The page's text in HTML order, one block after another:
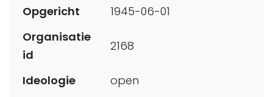
Opgericht
1945-06-01
Organisatie
id
2168
Ideologie open